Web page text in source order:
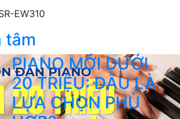
EW310
tâm
PIANO MỚI DƯỚI
20 TRIỆU: ĐÂU LÀ
LỰA CHỌN PHÙ